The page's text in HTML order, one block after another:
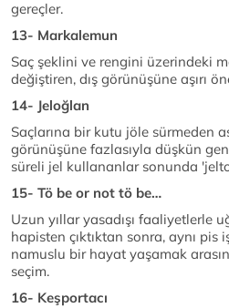
gereçler.
13- Markalemun
Saç şeklini ve rengini üzerindeki
değiştiren, dış görünüşüne aşırı
14- Jeloğlan
Saçlarına bir kutu jöle sürmeden
görünüşüne fazlasıyla düşkün
süreli jel kullananlar sonunda
15- Tö be or not tö be…
Uzun yıllar yasadışı faaliyetlerle
hapisten çıktıktan sonra, aynı
namuslu bir hayat yaşamak
seçim.
16- Keşportacı